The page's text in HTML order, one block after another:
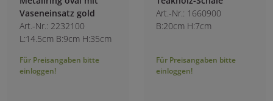
Vaseneinsatz gold
Art.-Nr.: 2232100
L:14.5cm B:9cm H:35cm
Für Preisangaben bitte
einloggen!
Art.-Nr.: 1660900
B:20cm H:7cm
Für Preisangaben bitte
einloggen!